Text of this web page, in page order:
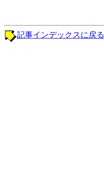
記事インデックスに戻る